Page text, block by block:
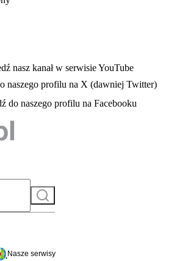
się w nowej karcie
nasz kanał w serwisie YouTube
karcie
naszego profilu na X (dawniej Twitter)
się w nowej karcie
do naszego profilu na Facebooku
Szukaj
do serwisu
Nasze serwisy